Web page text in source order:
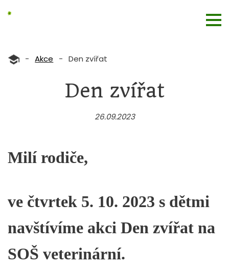
- Akce - Den zvířat
Den zvířat
26.09.2023
Milí rodiče,
ve čtvrtek 5. 10. 2023 s dětmi
navštívíme akci Den zvířat na
SOŠ veterinární.